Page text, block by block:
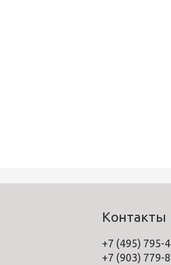
Контакты
+7 (495) 795-
+7 (903) 779-